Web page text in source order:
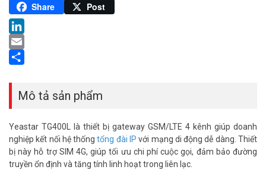
Pinterest
Share Post
LinkedIn
Email
Mô tả sản phẩm
Yeastar TG400L là thiết bị gateway GSM/LTE 4 kênh giúp doanh
nghiệp kết nối hệ thốngtổng đài IP với mạng di động dễ dàng. Thiết
bị này hỗ trợ SIM 4G, giúp tối ưu chi phí cuộc gọi, đảm bảo đường
truyền ổn định và tăng tính linh hoạt trong liên lạc.